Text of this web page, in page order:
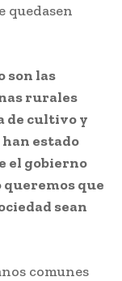
quedasen
son las
rurales
de cultivo y
estado
el gobierno
que
sean
comunes